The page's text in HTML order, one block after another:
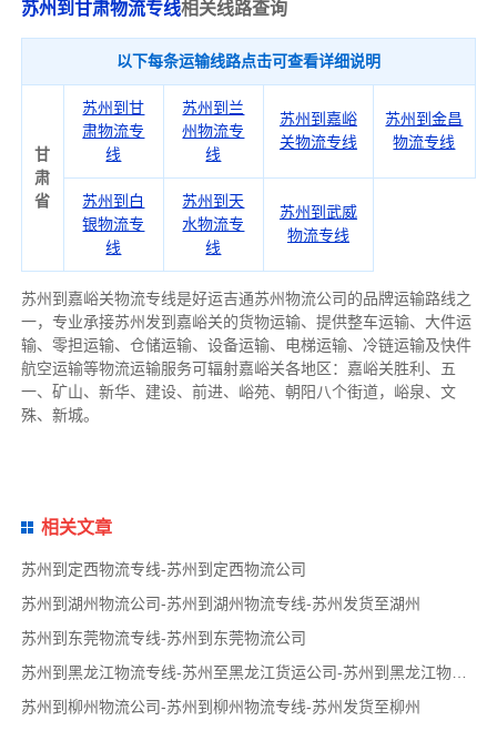
苏州到甘肃物流专线相关线路查询
以下每条运输线路点击可查看详细说明
甘
肃
省
苏州到甘
肃物流专
线
苏州到兰
州物流专
线
苏州到嘉峪
关物流专线
苏州到金昌
物流专线
苏州到白
银物流专
线
苏州到天
水物流专
线
苏州到武威
物流专线
苏州到嘉峪关物流专线是好运吉通苏州物流公司的品牌运输路线之
一，专业承接苏州发到嘉峪关的货物运输、提供整车运输、大件运
输、零担运输、仓储运输、设备运输、电梯运输、冷链运输及快件
航空运输等物流运输服务可辐射嘉峪关各地区：嘉峪关胜利、五
一、矿山、新华、建设、前进、峪苑、朝阳八个街道，峪泉、文
殊、新城。
相关文章
苏州到定西物流专线-苏州到定西物流公司
苏州到湖州物流公司-苏州到湖州物流专线-苏州发货至湖州
苏州到东莞物流专线-苏州到东莞物流公司
苏州到黑龙江物流专线-苏州至黑龙江货运公司-苏州到黑龙江物流公司
苏州到柳州物流公司-苏州到柳州物流专线-苏州发货至柳州